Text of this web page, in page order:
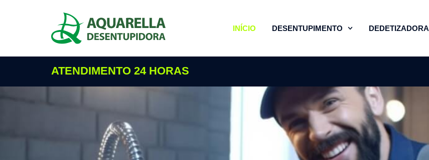
INÍCIO DESENTUPIMENTO DEDETIZADORA
ATENDIMENTO 24 HORAS